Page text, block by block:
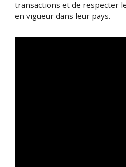
transactions et de respecter
en vigueur dans leur pays.